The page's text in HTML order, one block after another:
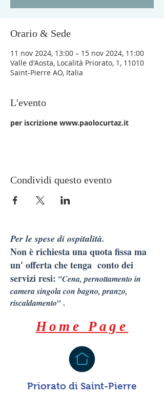
Orario & Sede
11 nov 2024, 13:00 – 15 nov 2024, 11:00
Valle d'Aosta, Località Priorato, 1, 11010
Saint-Pierre AO, Italia
L'evento
per iscrizione www.paolocurtaz.it
Condividi questo evento
Per le spese di ospitalità.
Non è richiesta una quota fissa ma
un' offerta che tenga conto dei
servizi resi: "Cena, pernottamento in
camera singola con bagno, pranzo,
riscaldamento" .
Home Page
Priorato di Saint-Pierre